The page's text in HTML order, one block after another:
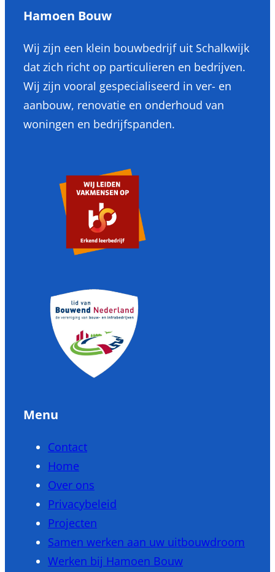
Hamoen Bouw
Wij zijn een klein bouwbedrijf uit Schalkwijk
dat zich richt op particulieren en bedrijven.
Wij zijn vooral gespecialiseerd in ver- en
aanbouw, renovatie en onderhoud van
woningen en bedrijfspanden.
Menu
Contact
Home
Over ons
Privacybeleid
Projecten
Samen werken aan uw uitbouwdroom
Werken bij Hamoen Bouw